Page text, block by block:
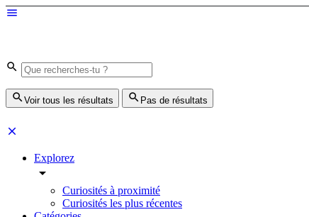
Voir tous les résultats Pas de résultats
Explorez
Curiosités à proximité
Curiosités les plus récentes